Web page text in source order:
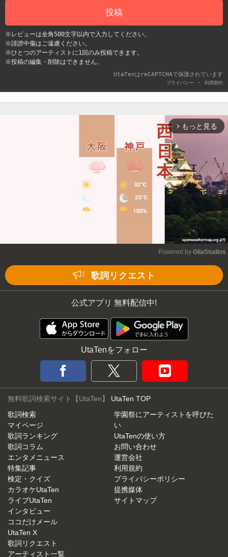
投稿
※レビューは全角500文字以内で入力してください。
※誹謗中傷はご遠慮ください。
※ひとつのアーティストに1回のみ投稿できます。
※投稿の編集・削除はできません。
UtaTenはreCAPTCHAで保護されています
プライバシー - 利用契約
arrow_forward_ios もっと見る
Powered by GliaStudios
歌詞リクエスト
公式アプリ 無料配信中!
UtaTenをフォロー
無料歌詞検索サイト【UtaTen】 UtaTen TOP
歌詞検索
マイページ
歌詞ランキング
歌詞コラム
エンタメニュース
特集記事
検定・クイズ
カラオケUtaTen
ライブUtaTen
インタビュー
ココだけメール
UtaTen X
歌詞リクエスト
アーティスト一覧
学園祭にアーティストを呼びた
い
UtaTenの使い方
お問い合わせ
運営会社
利用規約
プライバシーポリシー
提携媒体
サイトマップ